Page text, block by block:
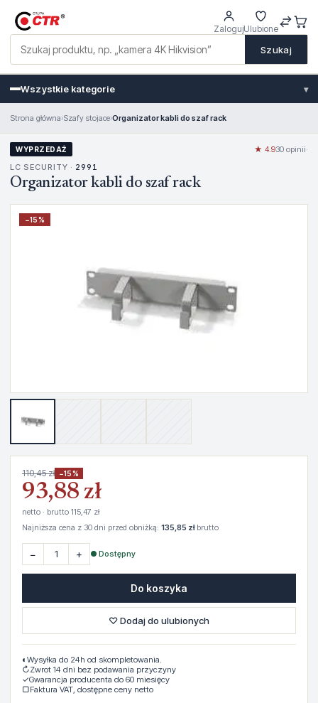
Szukaj
ZalogujUlubione
Wszystkie kategorie ▾
Strona główna›Szafy stojace›Organizator kabli do szaf rack
WYPRZEDAŻ
LC SECURITY · 2991
Organizator kabli do szaf rack
★ 4.930 opinii·
−15%
110,45 zł −15%
93,88 zł
netto · brutto 115,47 zł
Najniższa cena z 30 dni przed obniżką: 135,85 złbrutto
− + ● Dostępny
Do koszyka
♡ Dodaj do ulubionych
◐ Wysyłka do 24h od skompletowania.
↻Zwrot 14 dni bez podawania przyczyny
✓Gwarancja producenta do 60 miesięcy
▢Faktura VAT, dostępne ceny netto